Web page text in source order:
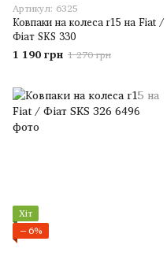
Артикул: 6325
Ковпаки на колеса r15 на Fiat /
Фіат SKS 330
1 190 грн 1 270 грн
Хіт
−6%